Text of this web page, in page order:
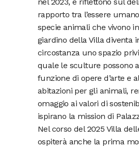
rapporto tra l’essere
specie animali che vivono
giardino della Villa diventa
circostanza uno spazio
quale le sculture possono
funzione di opere d’arte e
abitazioni per gli animali,
omaggio ai valori di
ispirano la mission di
Nel corso del 2025 Villa
ospiterà anche la prima